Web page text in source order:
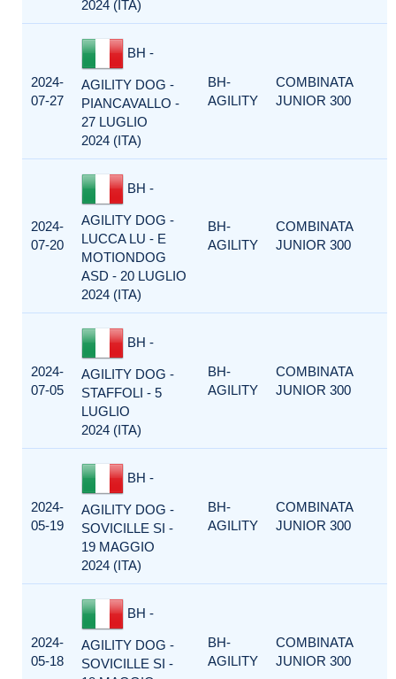
2024 (ITA)
2024-
07-27
BH -
AGILITY DOG -
PIANCAVALLO -
27 LUGLIO
2024 (ITA)
BH-
AGILITY
COMBINATA
JUNIOR 300
2024-
07-20
BH -
AGILITY DOG -
LUCCA LU - E
MOTIONDOG
ASD - 20 LUGLIO
2024 (ITA)
BH-
AGILITY
COMBINATA
JUNIOR 300
2024-
07-05
BH -
AGILITY DOG -
STAFFOLI - 5
LUGLIO
2024 (ITA)
BH-
AGILITY
COMBINATA
JUNIOR 300
2024-
05-19
BH -
AGILITY DOG -
SOVICILLE SI -
19 MAGGIO
2024 (ITA)
BH-
AGILITY
COMBINATA
JUNIOR 300
2024-
05-18
BH -
AGILITY DOG -
SOVICILLE SI -
BH-
AGILITY
COMBINATA
JUNIOR 300